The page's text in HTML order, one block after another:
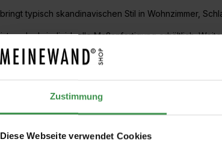
Zustimmung
Diese Webseite verwendet Cookies
typisch skandinavischen Stil in Wohnzimmer,
auch als individuelle Maßanfertigung erhältlich.
unverbindlichen Designentwurf, abgestimmt auf
ist ein hochwertiges Vlies. Dies macht die
Sterne